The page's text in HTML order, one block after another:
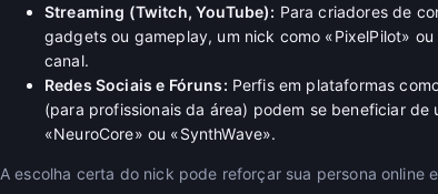
Streaming (Twitch, YouTube): Para criadores de
gadgets ou gameplay, um nick como «PixelPilot»
canal.
Redes Sociais e Fóruns: Perfis em plataformas
(para profissionais da área) podem se beneficiar
«NeuroCore» ou «SynthWave».
A escolha certa do nick pode reforçar sua persona online